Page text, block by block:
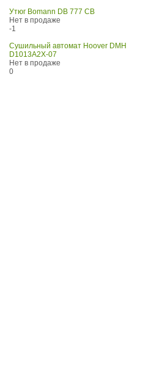
Утюг Bomann DB 777 CB
Нет в продаже
-1
Сушильный автомат Hoover DMH
D1013A2X-07
Нет в продаже
0